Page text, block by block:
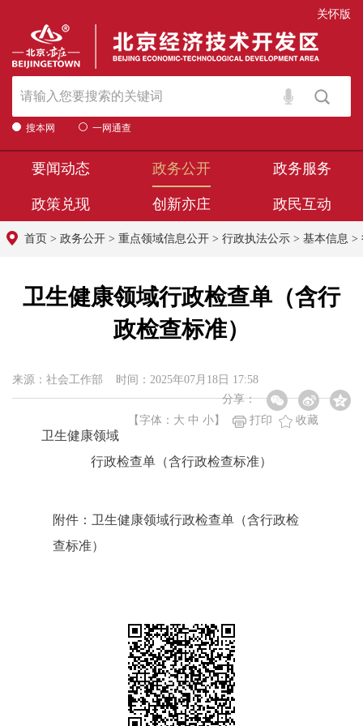
关怀版
搜本网 一网通查
要闻动态 政务公开 政务服务
政策兑现 创新亦庄 政民互动
首页 > 政务公开 > 重点领域信息公开 > 行政执法公示 > 基本信息 >
卫生健康领域行政检查单（含行
政检查标准）
来源：社会工作部 时间：2025年07月18日 17:58
分享：
【字体： 大 中 小 】 打印 收藏
卫生健康领域
行政检查单（含行政检查标准）
附件：卫生健康领域行政检查单（含行政检
查标准）